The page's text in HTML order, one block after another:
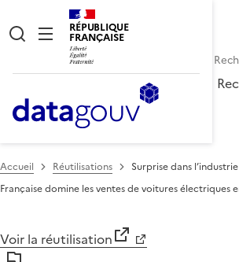
RÉPUBLIQUE
FRANÇAISE
Accueil Réutilisations
Surprise dans
Française domine les ventes de voitures électriques
Voir la réutilisation